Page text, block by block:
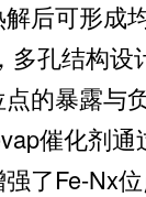
后可形成
多孔结构设
的暴露与
催化剂
了Fe-Nx